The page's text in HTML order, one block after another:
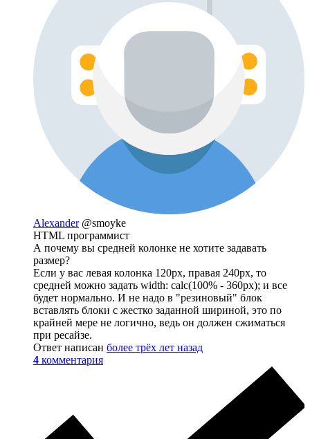
Alexander @smoyke
HTML программист
А почему вы средней колонке не хотите задавать
размер?
Если у вас левая колонка 120px, правая 240px, то
средней можно задать width: calc(100% - 360px); и все
будет нормально. И не надо в "резиновый" блок
вставлять блоки с жестко заданной шириной, это по
крайней мере не логично, ведь он должен сжиматься
при ресайзе.
Ответ написан более трёх лет назад
4 комментария